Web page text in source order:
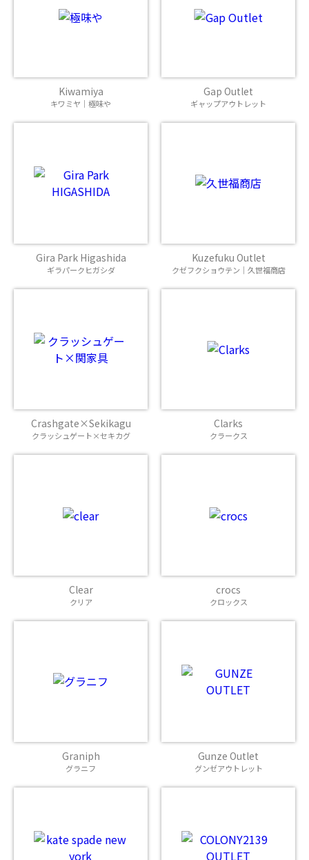
Kiwamiya
キワミヤ｜極味や
Gap Outlet
ギャップアウトレット
Gira Park Higashida
ギラパークヒガシダ
Kuzefuku Outlet
クゼフクショウテン｜久世福商店
Crashgate×Sekikagu
クラッシュゲート×セキカグ
Clarks
クラークス
Clear
クリア
crocs
クロックス
Graniph
グラニフ
Gunze Outlet
グンゼアウトレット